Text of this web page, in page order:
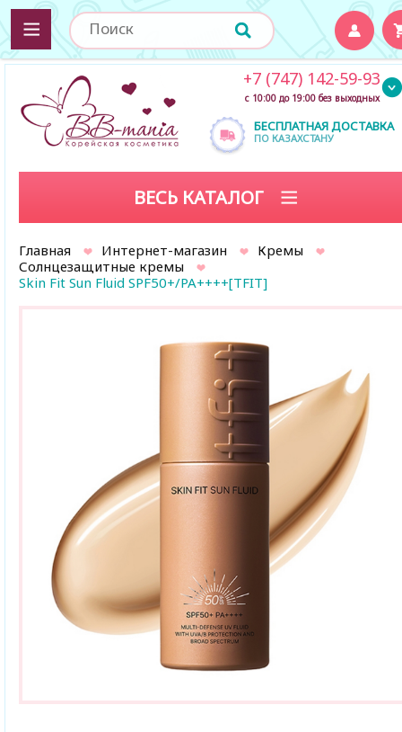
БЕСПЛАТНАЯ ДОСТАВКА
ПО КАЗАХСТАНУ
+7 (747) 142-59-93
с 10:00 до 19:00 без выходных
ВЕСЬ КАТАЛОГ
Главная Интернет-магазин
Кремы
Солнцезащитные кремы
Skin Fit Sun Fluid SPF50+/PA++++[TFIT]